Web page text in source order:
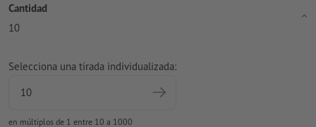
Cantidad
10
Selecciona una tirada individualizada:
en múltiplos de 1 entre 10 a 1000